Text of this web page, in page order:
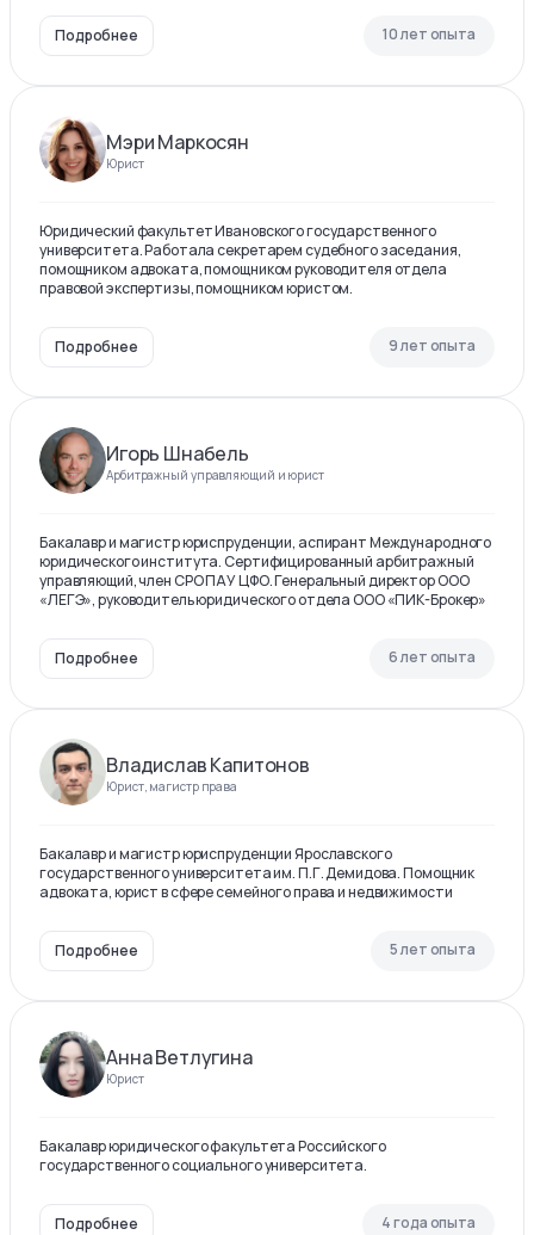
Подробнее 10 лет опыта
Мэри Маркосян
Юрист
Юридический факультет Ивановского государственного
университета. Работала секретарем судебного заседания,
помощником адвоката, помощником руководителя отдела
правовой экспертизы, помощником юристом.
Подробнее 9 лет опыта
Игорь Шнабель
Арбитражный управляющий и юрист
Бакалавр и магистр юриспруденции, аспирант Международного
юридического института. Сертифицированный арбитражный
управляющий, член СРО ПАУ ЦФО. Генеральный директор ООО
«ЛЕГЭ», руководитель юридического отдела ООО «ПИК-Брокер»
Подробнее 6 лет опыта
Владислав Капитонов
Юрист, магистр права
Бакалавр и магистр юриспруденции Ярославского
государственного университета им. П.Г. Демидова. Помощник
адвоката, юрист в сфере семейного права и недвижимости
Подробнее 5 лет опыта
Анна Ветлугина
Юрист
Бакалавр юридического факультета Российского
государственного социального университета.
Подробнее 4 года опыта